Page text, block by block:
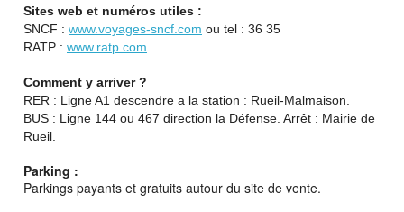
Sites web et numéros utiles :
SNCF : www.voyages-sncf.com ou tel : 36 35
RATP : www.ratp.com
Comment y arriver ?
RER : Ligne A1 descendre a la station : Rueil-Malmaison.
BUS : Ligne 144 ou 467 direction la Défense. Arrêt : Mairie de
Rueil.
Parking :
Parkings payants et gratuits autour du site de vente.